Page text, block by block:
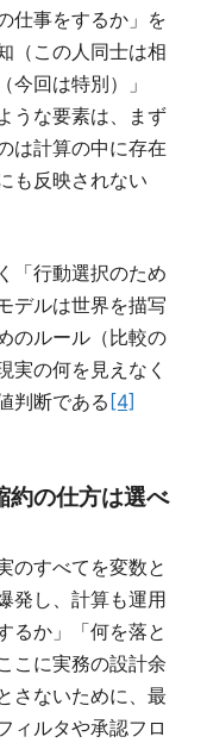
仕事をするか」を
（この人同士は相
今回は特別）」
うな要素は、まず
は計算の中に存在
も反映されない
「行動選択のため
デルは世界を描写
のルール（比較の
実の何を見えなく
判断である[4]
約の仕方は選べ
のすべてを変数と
発し、計算も運用
るか」「何を落と
こに実務の設計余
さないために、最
ィルタや承認フロ